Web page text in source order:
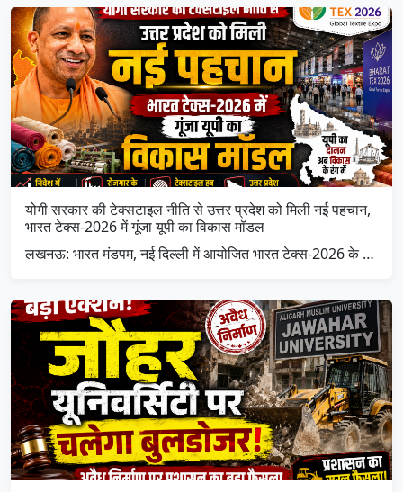
योगी सरकार की टेक्सटाइल नीति से उत्तर प्रदेश को मिली नई पहचान,
भारत टेक्स-2026 में गूंजा यूपी का विकास मॉडल
लखनऊ: भारत मंडपम, नई दिल्ली में आयोजित भारत टेक्स-2026 के …